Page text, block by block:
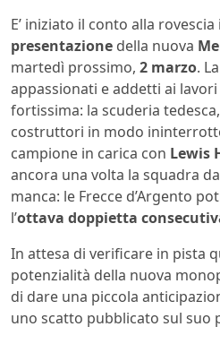
E’ iniziato il conto alla
presentazione della nuova
martedì prossimo, 2 marzo.
appassionati e addetti ai
fortissima: la scuderia
costruttori in modo
campione in carica con Lewis
ancora una volta la squadra
manca: le Frecce d’Argento
l’ottava doppietta
In attesa di verificare in pista
potenzialità della nuova
di dare una piccola
uno scatto pubblicato sul suo